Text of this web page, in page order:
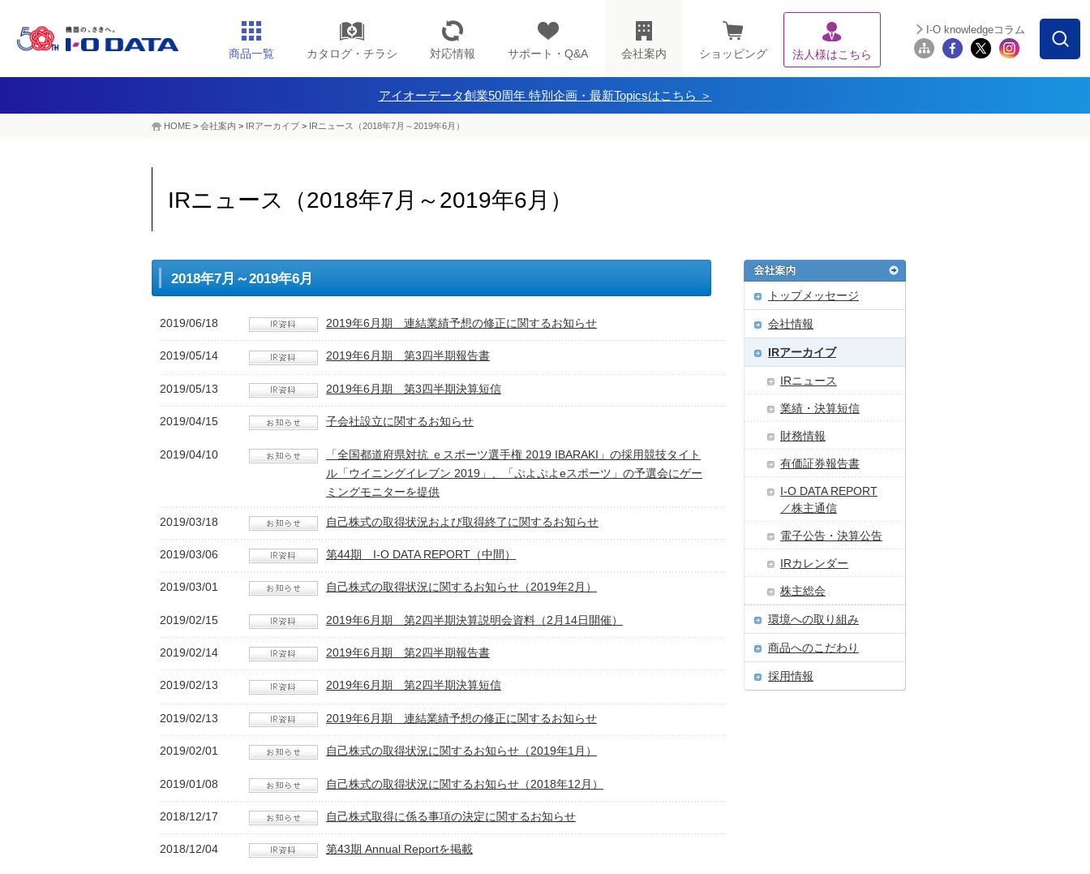
商品一覧 カタログ・チラシ 対応情報 サポート・Q&A 会社案内 ショッピング 法人様はこちら
I-O knowledgeコラム
アイオーデータ創業50周年 特別企画・最新Topicsはこちら ＞
HOME > 会社案内 > IRアーカイブ > IRニュース（2018年7月～2019年6月）
IRニュース（2018年7月～2019年6月）
2018年7月～2019年6月
2019/06/18 2019年6月期 連結業績予想の修正に関するお知らせ
2019/05/14 2019年6月期 第3四半期報告書
2019/05/13 2019年6月期 第3四半期決算短信
2019/04/15 子会社設立に関するお知らせ
2019/04/10
「全国都道府県対抗 ｅスポーツ選手権 2019 IBARAKI」の採用競技タイト
ル「ウイニングイレブン 2019」、「ぷよぷよeスポーツ」の予選会にゲー
ミングモニターを提供
2019/03/18 自己株式の取得状況および取得終了に関するお知らせ
2019/03/06 第44期 I-O DATA REPORT（中間）
2019/03/01 自己株式の取得状況に関するお知らせ（2019年2月）
2019/02/15 2019年6月期 第2四半期決算説明会資料（2月14日開催）
2019/02/14 2019年6月期 第2四半期報告書
2019/02/13 2019年6月期 第2四半期決算短信
2019/02/13 2019年6月期 連結業績予想の修正に関するお知らせ
2019/02/01 自己株式の取得状況に関するお知らせ（2019年1月）
2019/01/08 自己株式の取得状況に関するお知らせ（2018年12月）
2018/12/17 自己株式取得に係る事項の決定に関するお知らせ
2018/12/04 第43期 Annual Reportを掲載
トップメッセージ
会社情報
IRアーカイブ
IRニュース
業績・決算短信
財務情報
有価証券報告書
I-O DATA REPORT
／株主通信
電子公告・決算公告
IRカレンダー
株主総会
環境への取り組み
商品へのこだわり
採用情報